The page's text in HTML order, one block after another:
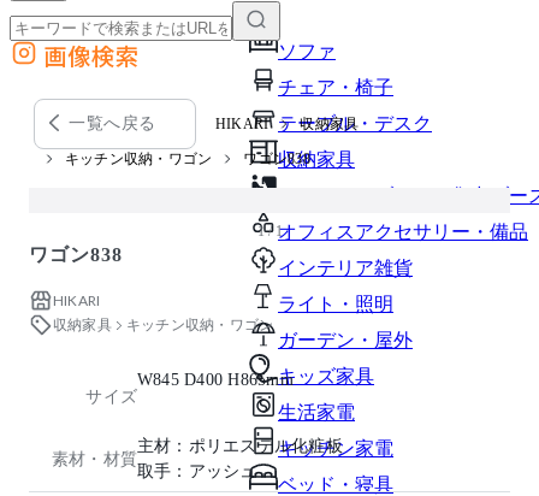
ソファ
チェア・椅子
テーブル・デスク
収納家具
パーソナルブース・集中ブー
オフィスアクセサリー・備品
インテリア雑貨
ライト・照明
ガーデン・屋外
キッズ家具
生活家電
キッチン家電
ベッド・寝具
外部サイトの商品をカートに追加
他のサイトで見つけた商品ページのURLを貼り付けて、カートに追加できます
画像検索
一覧へ戻る HIKARI 収納家具
キッチン収納・ワゴン ワゴン838
1 / 1
ワゴン838
HIKARI
収納家具
キッチン収納・ワゴン
サイズ
W845 D400 H865mm
素材・材質
主材：ポリエステル化粧板
取手：アッシュ